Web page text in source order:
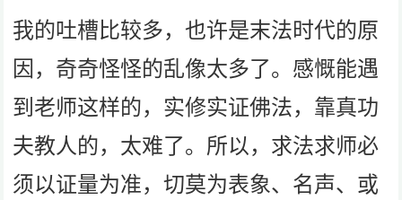
我的吐槽比较多，也许是末法时代的原
因，奇奇怪怪的乱像太多了。感慨能遇
到老师这样的，实修实证佛法，靠真功
夫教人的，太难了。所以，求法求师必
须以证量为准，切莫为表象、名声、或